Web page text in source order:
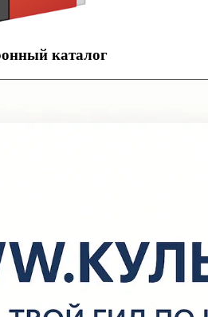
каталог